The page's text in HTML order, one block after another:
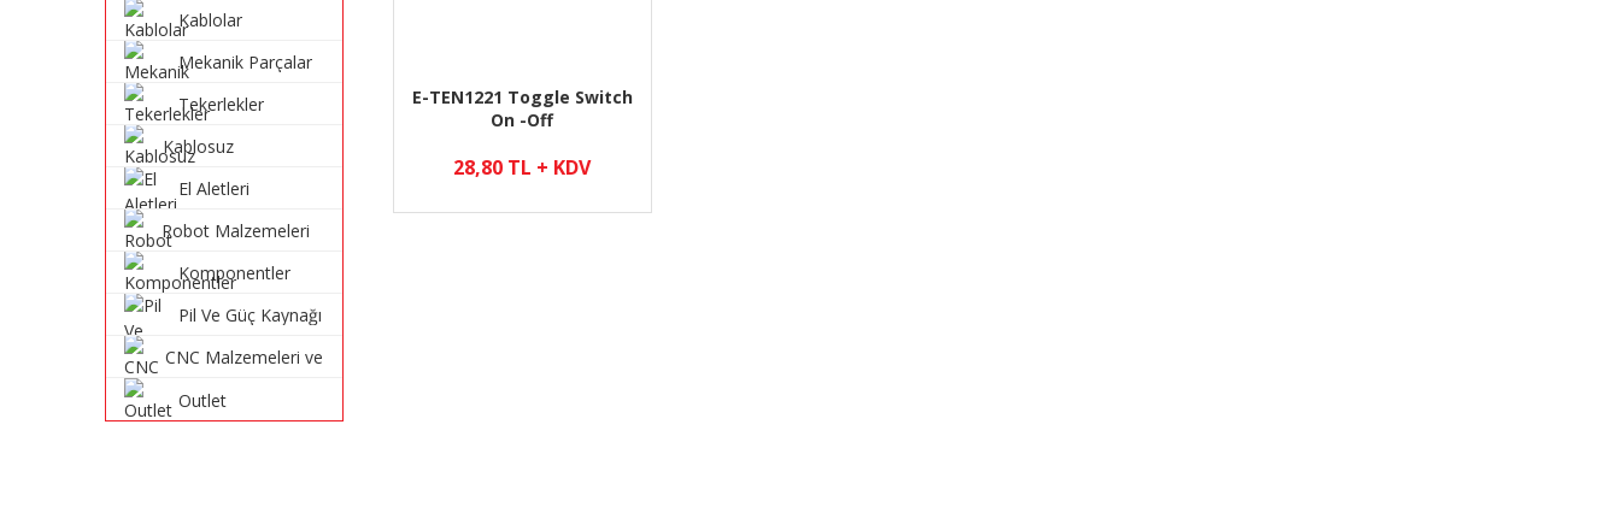
Kablolar
Mekanik Parçalar
Tekerlekler
Kablosuz
Sistemleri
El Aletleri
Robot Malzemeleri
Komponentler
Pil Ve Güç Kaynağı
CNC Malzemeleri ve
Outlet
E-TEN1221 Toggle Switch
On -Off
28,80 TL + KDV